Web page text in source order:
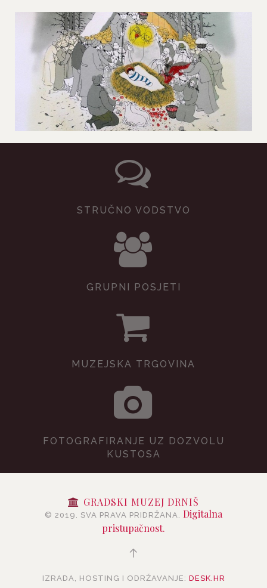
STRUČNO VODSTVO
GRUPNI POSJETI
MUZEJSKA TRGOVINA
FOTOGRAFIRANJE UZ DOZVOLU
KUSTOSA
GRADSKI MUZEJ DRNIŠ
© 2019. SVA PRAVA PRIDRŽANA. Digitalna
pristupačnost.
IZRADA, HOSTING I ODRŽAVANJE: DESK.HR